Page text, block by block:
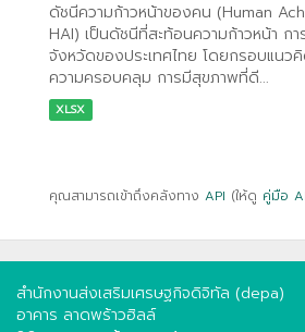
ดัชนีความก้าวหน้าของคน (Human
HAI) เป็นดัชนีที่สะท้อนความก้าวหน้า ก
จังหวัดของประเทศไทย โดยกรอบแน
ความครอบคลุม การมีสุขภาพที่ดี...
XLSX
คุณสามารถเข้าถึงคลังทาง API (ให้ดู คู่มือ
สำนักงานส่งเสริมเศรษฐกิจดิจิทัล (depa)
อาคาร ลาดพร้าวฮิลล์